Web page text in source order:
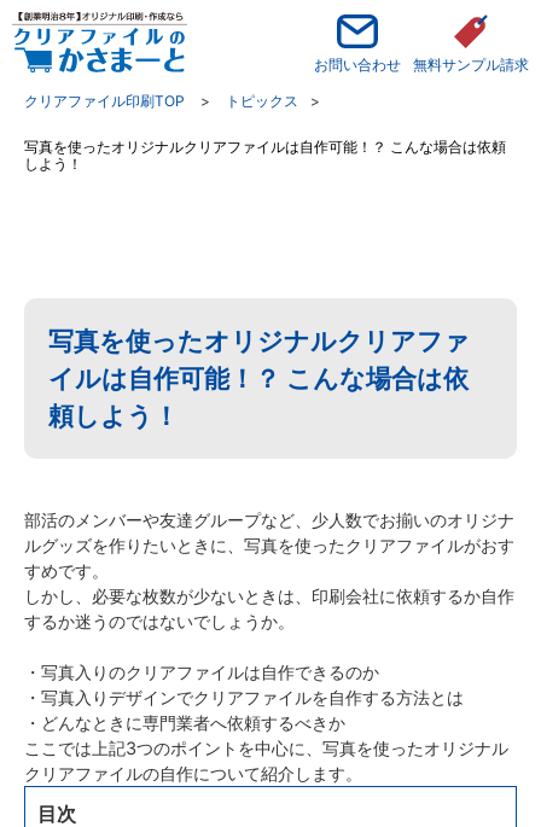
お問い合わせ
無料サンプル請求
クリアファイル印刷TOP
トピックス
写真を使ったオリジナルクリアファイルは自作可能！？ こんな場合は依頼
しよう！
写真を使ったオリジナルクリアファ
イルは自作可能！？ こんな場合は依
頼しよう！
部活のメンバーや友達グループなど、少人数でお揃いのオリジナ
ルグッズを作りたいときに、写真を使ったクリアファイルがおす
すめです。
しかし、必要な枚数が少ないときは、印刷会社に依頼するか自作
するか迷うのではないでしょうか。
・写真入りのクリアファイルは自作できるのか
・写真入りデザインでクリアファイルを自作する方法とは
・どんなときに専門業者へ依頼するべきか
ここでは上記3つのポイントを中心に、写真を使ったオリジナル
クリアファイルの自作について紹介します。
目次